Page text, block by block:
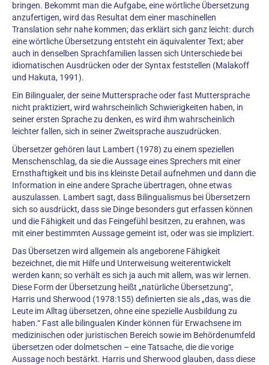
bringen. Bekommt man die Aufgabe, eine wörtliche Übersetzung
anzufertigen, wird das Resultat dem einer maschinellen
Translation sehr nahe kommen; das erklärt sich ganz leicht: durch
eine wörtliche Übersetzung entsteht ein äquivalenter Text; aber
auch in denselben Sprachfamilien lassen sich Unterschiede bei
idiomatischen Ausdrücken oder der Syntax feststellen (Malakoff
und Hakuta, 1991).
Ein Bilingualer, der seine Muttersprache oder fast Muttersprache
nicht praktiziert, wird wahrscheinlich Schwierigkeiten haben, in
seiner ersten Sprache zu denken, es wird ihm wahrscheinlich
leichter fallen, sich in seiner Zweitsprache auszudrücken.
Übersetzer gehören laut Lambert (1978) zu einem speziellen
Menschenschlag, da sie die Aussage eines Sprechers mit einer
Ernsthaftigkeit und bis ins kleinste Detail aufnehmen und dann die
Information in eine andere Sprache übertragen, ohne etwas
auszulassen. Lambert sagt, dass Bilingualismus bei Übersetzern
sich so ausdrückt, dass sie Dinge besonders gut erfassen können
und die Fähigkeit und das Feingefühl besitzen, zu erahnen, was
mit einer bestimmten Aussage gemeint ist, oder was sie impliziert.
Das Übersetzen wird allgemein als angeborene Fähigkeit
bezeichnet, die mit Hilfe und Unterweisung weiterentwickelt
werden kann; so verhält es sich ja auch mit allem, was wir lernen.
Diese Form der Übersetzung heißt „natürliche Übersetzung“,
Harris und Sherwood (1978:155) definierten sie als „das, was die
Leute im Alltag übersetzen, ohne eine spezielle Ausbildung zu
haben.“ Fast alle bilingualen Kinder können für Erwachsene im
medizinischen oder juristischen Bereich sowie im Behördenumfeld
übersetzen oder dolmetschen – eine Tatsache, die die vorige
Aussage noch bestärkt. Harris und Sherwood glauben, dass diese